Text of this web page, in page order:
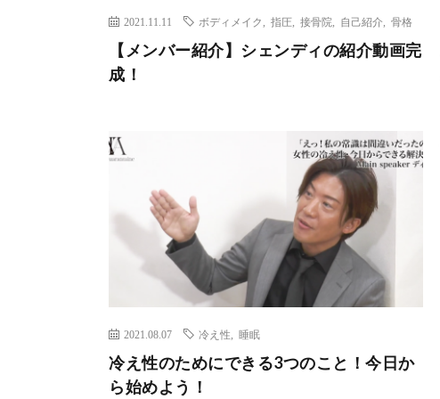
2021.11.11 ボディメイク 指圧 接骨院 自己紹介 骨格
【メンバー紹介】シェンディの紹介動画完
成！
2021.08.07 冷え性 睡眠
冷え性のためにできる3つのこと！今日か
ら始めよう！